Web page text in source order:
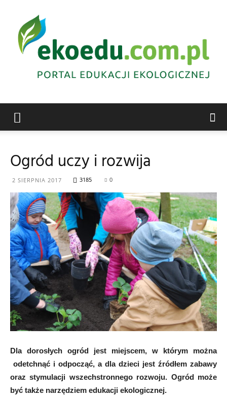
ekologiczna
Abrys
Ogród uczy i rozwija
2 SIERPNIA 2017 3185 0
Dla dorosłych ogród jest miejscem, w którym można
odetchnąć i odpocząć, a dla dzieci jest źródłem zabawy
oraz stymulacji wszechstronnego rozwoju. Ogród może
być także narzędziem edukacji ekologicznej.